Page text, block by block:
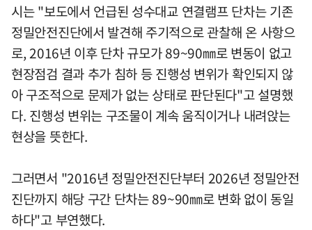
시는 "보도에서 언급된 성수대교 연결램프 단차는 기존
정밀안전진단에서 발견해 주기적으로 관찰해 온 사항으
로, 2016년 이후 단차 규모가 89~90㎜로 변동이 없고
현장점검 결과 추가 침하 등 진행성 변위가 확인되지 않
아 구조적으로 문제가 없는 상태로 판단된다"고 설명했
다. 진행성 변위는 구조물이 계속 움직이거나 내려앉는
현상을 뜻한다.
그러면서 "2016년 정밀안전진단부터 2026년 정밀안전
진단까지 해당 구간 단차는 89~90㎜로 변화 없이 동일
하다"고 부연했다.